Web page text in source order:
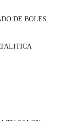
DE BOLES